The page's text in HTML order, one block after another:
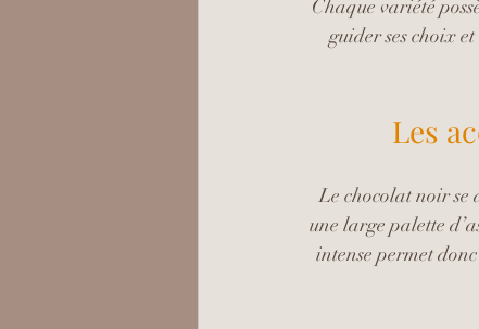
Chaque variété
guider ses choix
Les
Le chocolat noir se
une large palette
intense permet